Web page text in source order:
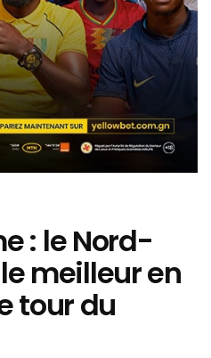
: le Nord-
meilleur en
tour du